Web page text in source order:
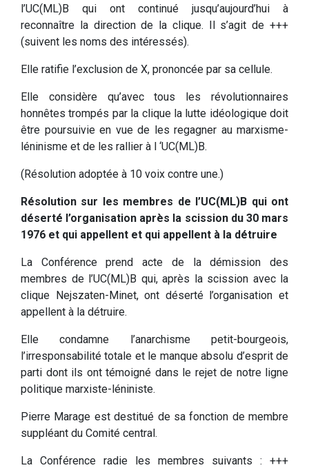
l’UC(ML)B qui ont continué jusqu’aujourd’hui à
reconnaître la direction de la clique. Il s’agit de +++
(suivent les noms des intéressés).
Elle ratifie l’exclusion de X, prononcée par sa cellule.
Elle considère qu’avec tous les révolutionnaires
honnêtes trompés par la clique la lutte idéologique doit
être poursuivie en vue de les regagner au marxisme-
léninisme et de les rallier à l ‘UC(ML)B.
(Résolution adoptée à 10 voix contre une.)
Résolution sur les membres de l’UC(ML)B qui ont
déserté l’organisation après la scission du 30 mars
1976 et qui appellent et qui appellent à la détruire
La Conférence prend acte de la démission des
membres de l’UC(ML)B qui, après la scission avec la
clique Nejszaten-Minet, ont déserté l’organisation et
appellent à la détruire.
Elle condamne l’anarchisme petit-bourgeois,
l’irresponsabilité totale et le manque absolu d’esprit de
parti dont ils ont témoigné dans le rejet de notre ligne
politique marxiste-léniniste.
Pierre Marage est destitué de sa fonction de membre
suppléant du Comité central.
La Conférence radie les membres suivants : +++